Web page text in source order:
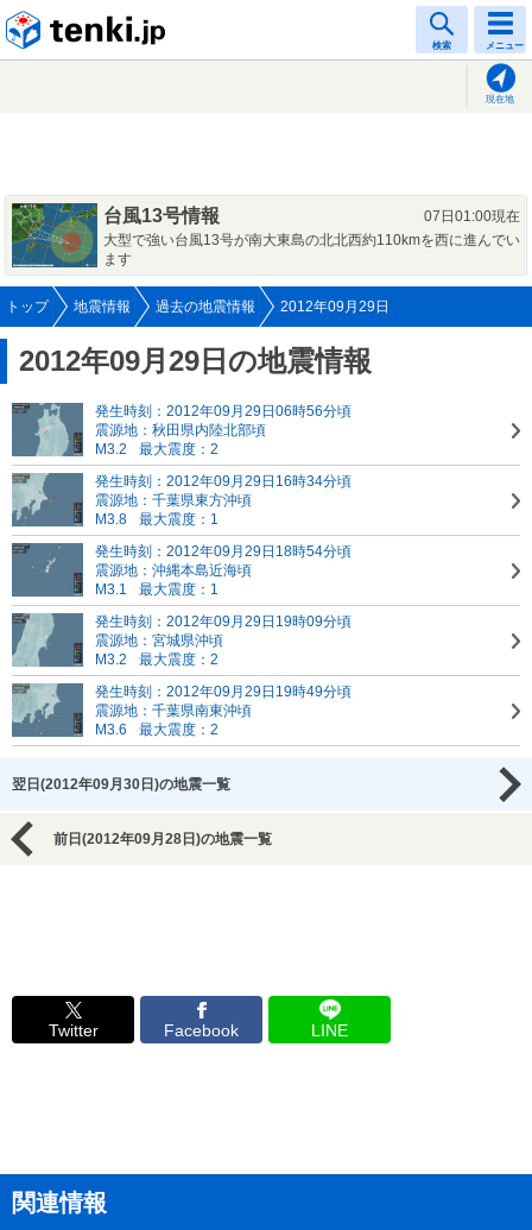
検索 メニュー
現在地
台風13号情報
07日01:00現在
大型で強い台風13号が南大東島の北北西約110kmを西に進んでい
ます
トップ 地震情報 過去の地震情報 2012年09月29日
2012年09月29日の地震情報
発生時刻：2012年09月29日06時56分頃
震源地：秋田県内陸北部頃
M3.2
最大震度：2
発生時刻：2012年09月29日16時34分頃
震源地：千葉県東方沖頃
M3.8
最大震度：1
発生時刻：2012年09月29日18時54分頃
震源地：沖縄本島近海頃
M3.1
最大震度：1
発生時刻：2012年09月29日19時09分頃
震源地：宮城県沖頃
M3.2
最大震度：2
発生時刻：2012年09月29日19時49分頃
震源地：千葉県南東沖頃
M3.6
最大震度：2
翌日(2012年09月30日)の地震一覧
前日(2012年09月28日)の地震一覧
Twitter Facebook LINE
関連情報